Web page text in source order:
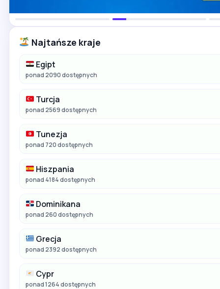
Najtańsze kraje
Egipt
ponad 2090 dostępnych
Turcja
ponad 2569 dostępnych
Tunezja
ponad 720 dostępnych
Hiszpania
ponad 4184 dostępnych
Dominikana
ponad 260 dostępnych
Grecja
ponad 2392 dostępnych
Cypr
ponad 1264 dostępnych